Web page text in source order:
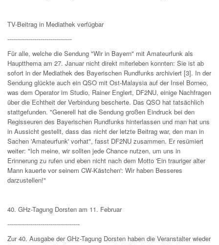
TV-Beitrag in Mediathek verfügbar
---------------------------------
Für alle, welche die Sendung "Wir in Bayern" mit Amateurfunk als
Hauptthema am 27. Januar nicht direkt miterleben konnten: Sie ist ab
sofort in der Mediathek des Bayerischen Rundfunks archiviert [3]. In der
Sendung glückte auch ein QSO mit Ost-Malaysia auf der Insel Borneo,
was dem Operator im Studio, Rainer Englert, DF2NU, einige Nachfragen
über die Echtheit der Verbindung bescherte. Das QSO hat tatsächlich
stattgefunden. "Generell hat die Sendung großen Eindruck bei den
Regisseuren des Bayerischen Rundfunks hinterlassen und man hat uns
in Aussicht gestellt, dass das nicht der letzte Beitrag war, den man in
Sachen 'Amateurfunk' vorhat", fasst DF2NU zusammen. Er resümiert
weiter: "Ich meine, wir sollten jede Chance nutzen, um uns in
Erinnerung zu rufen und eben nicht nach dem Motto 'Ein trauriger alter
Mann kauerte vor seinem CW-Kästchen': Wir haben Besseres
darzustellen!"
40. GHz-Tagung Dorsten am 11. Februar
-------------------------------------
Zur 40. Ausgabe der GHz-Tagung Dorsten haben die Veranstalter wieder